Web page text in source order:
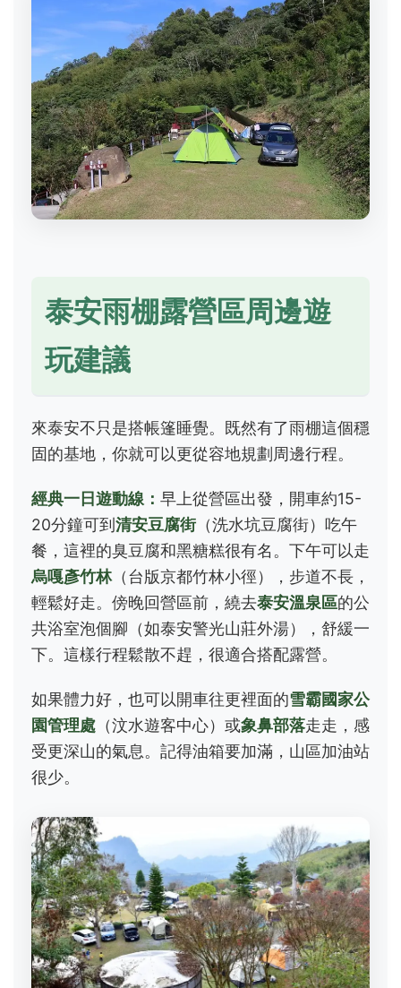
泰安雨棚露營區周邊遊
玩建議
來泰安不只是搭帳篷睡覺。既然有了雨棚這個穩
固的基地，你就可以更從容地規劃周邊行程。
經典一日遊動線： 早上從營區出發，開車約15-
20分鐘可到 清安豆腐街（洗水坑豆腐街）吃午
餐，這裡的臭豆腐和黑糖糕很有名。下午可以走
烏嘎彥竹林（台版京都竹林小徑），步道不長，
輕鬆好走。傍晚回營區前，繞去泰安溫泉區的公
共浴室泡個腳（如泰安警光山莊外湯），舒緩一
下。這樣行程鬆散不趕，很適合搭配露營。
如果體力好，也可以開車往更裡面的雪霸國家公
園管理處 （汶水遊客中心）或象鼻部落走走，感
受更深山的氣息。記得油箱要加滿，山區加油站
很少。